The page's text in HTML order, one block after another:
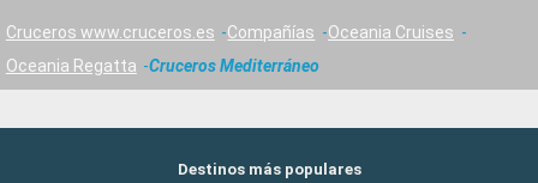
Cruceros www.cruceros.es Compañías
Oceania Cruises
Oceania Regatta
Cruceros Mediterráneo
Destinos más populares